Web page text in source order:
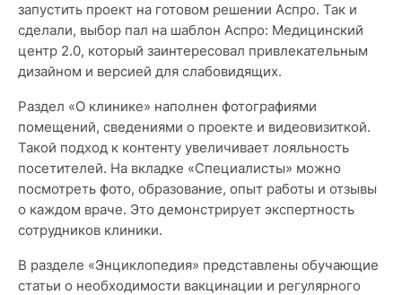
запустить проект на готовом решении Аспро. Так и
сделали, выбор пал на шаблон Аспро: Медицинский
центр 2.0, который заинтересовал привлекательным
дизайном и версией для слабовидящих.
Раздел «О клинике» наполнен фотографиями
помещений, сведениями о проекте и видеовизиткой.
Такой подход к контенту увеличивает лояльность
посетителей. На вкладке «Специалисты» можно
посмотреть фото, образование, опыт работы и отзывы
о каждом враче. Это демонстрирует экспертность
сотрудников клиники.
В разделе «Энциклопедия» представлены обучающие
статьи о необходимости вакцинации и регулярного